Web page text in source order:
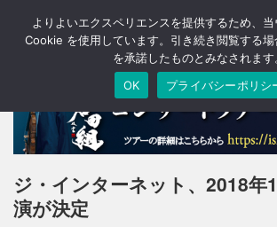
ジ・インターネット、2018年
演が決定
よりよいエクスペリエンスを提供するため、
Cookie を使用しています。引き続き閲覧する
を承諾したものとみなされます
OK
プライバシーポリシ